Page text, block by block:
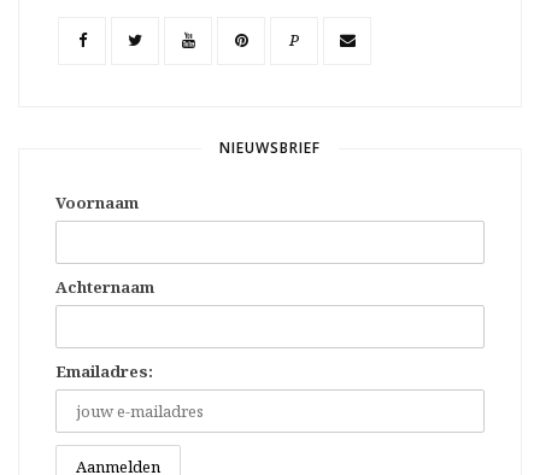
P
NIEUWSBRIEF
Voornaam
Achternaam
Emailadres: